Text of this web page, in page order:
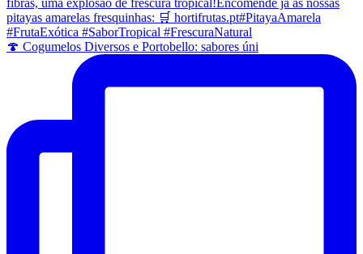
🍄 Cogumelos Diversos e Portobello: sabores úni